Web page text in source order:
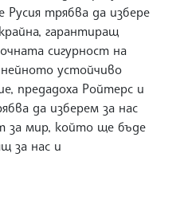
Русия трябва да избере
гарантиращ
сигурност на
нейното устойчиво
предадоха Ройтерс и
да изберем за нас
за мир, който ще бъде
за нас и